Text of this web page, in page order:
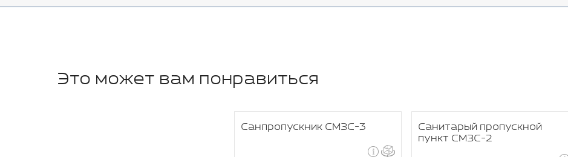
Это может вам понравиться
Санпропускник СМЗС-3
Санитарый пропускной
пункт СМЗС-2